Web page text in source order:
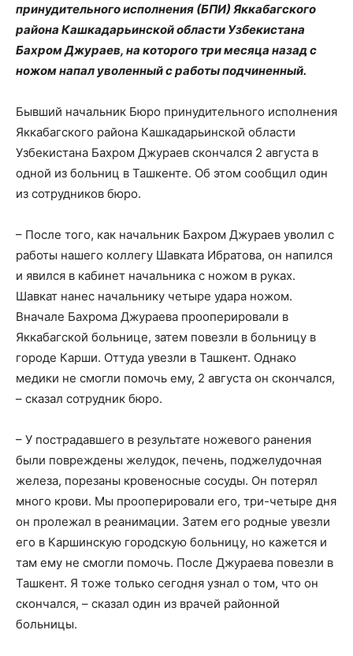
принудительного исполнения (БПИ) Яккабагского
района Кашкадарьинской области Узбекистана
Бахром Джураев, на которого три месяца назад с
ножом напал уволенный с работы подчиненный.
Бывший начальник Бюро принудительного исполнения
Яккабагского района Кашкадарьинской области
Узбекистана Бахром Джураев скончался 2 августа в
одной из больниц в Ташкенте. Об этом сообщил один
из сотрудников бюро.
– После того, как начальник Бахром Джураев уволил с
работы нашего коллегу Шавката Ибратова, он напился
и явился в кабинет начальника с ножом в руках.
Шавкат нанес начальнику четыре удара ножом.
Вначале Бахрома Джураева прооперировали в
Яккабагской больнице, затем повезли в больницу в
городе Карши. Оттуда увезли в Ташкент. Однако
медики не смогли помочь ему, 2 августа он скончался,
– сказал сотрудник бюро.
– У пострадавшего в результате ножевого ранения
были повреждены желудок, печень, поджелудочная
железа, порезаны кровеносные сосуды. Он потерял
много крови. Мы прооперировали его, три-четыре дня
он пролежал в реанимации. Затем его родные увезли
его в Каршинскую городскую больницу, но кажется и
там ему не смогли помочь. После Джураева повезли в
Ташкент. Я тоже только сегодня узнал о том, что он
скончался, – сказал один из врачей районной
больницы.